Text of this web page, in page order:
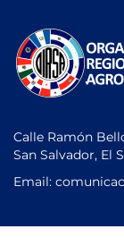
Calle Ramón
San Salvador, El
Email: